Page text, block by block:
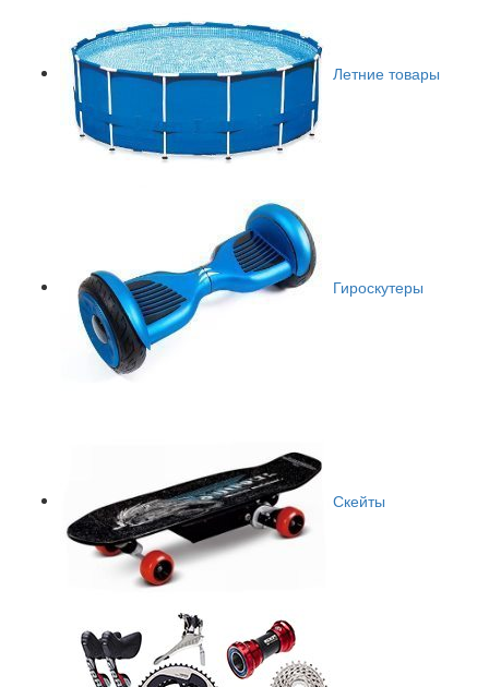
Летние товары
Гироскутеры
Скейты